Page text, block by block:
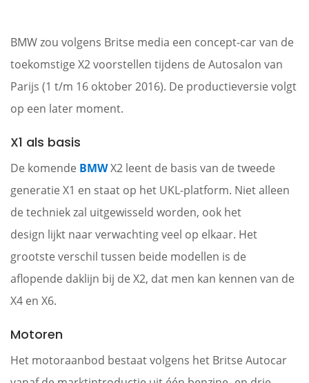
BMW zou volgens Britse media een concept-car van de
toekomstige X2 voorstellen tijdens de Autosalon van
Parijs (1 t/m 16 oktober 2016). De productieversie volgt
op een later moment.
X1 als basis
De komende BMWX2 leent de basis van de tweede
generatie X1 en staat op het UKL-platform. Niet alleen
de techniek zal uitgewisseld worden, ook het
design lijkt naar verwachting veel op elkaar. Het
grootste verschil tussen beide modellen is de
aflopende daklijn bij de X2, dat men kan kennen van de
X4 en X6.
Motoren
Het motoraanbod bestaat volgens het Britse Autocar